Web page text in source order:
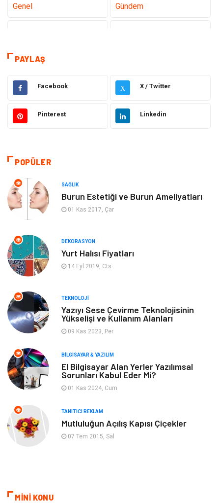
Genel Gündem
Sağlık
Gıda Alışveriş
Makine Eğitim Kurumları
Hukuk
Eğitim & Kariyer
Yapı İnşaat
Turizm
Bilgisayar & Yazılım Mobilya
Tekstil Maden ve Metal
Eğlence
Plastik
Hizmet
Aksesuar
Hediyelik Eşya
PAYLAŞ
Facebook X X / Twitter
Pinterest Linkedin
POPÜLER
SAĞLIK
Burun Estetiği ve Burun Ameliyatları
01 Kas 2017, Çar
DEKORASYON
Yurt Halısı Fiyatları
14 Eyl 2019, Cts
TEKNOLOJI
Yazıyı Sese Çevirme Teknolojisinin
Yükselişi ve Kullanım Alanları
09 Kas 2023, Per
BILGISAYAR & YAZILIM
El Bilgisayar Alan Yerler Yazılımsal
Sorunları Kabul Eder Mi?
01 Kas 2024, Cum
TANITICI REKLAM
Mutluluğun Açılış Kapısı Çiçekler
07 Tem 2015, Sal
MİNİ KONU